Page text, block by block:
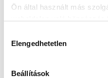
Ön által használt más
kiválasztása
Elengedhetetlen
Beállítások